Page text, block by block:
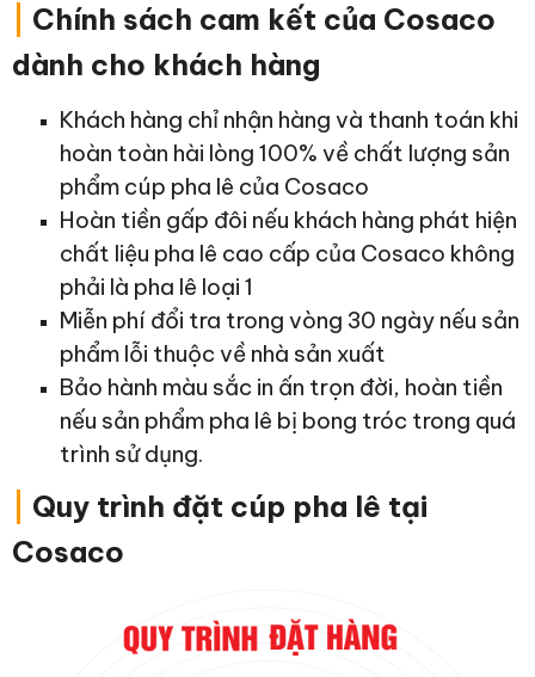
Chính sách cam kết của Cosaco
dành cho khách hàng
Khách hàng chỉ nhận hàng và thanh toán khi
hoàn toàn hài lòng 100% về chất lượng sản
phẩm cúp pha lê của Cosaco
Hoàn tiền gấp đôi nếu khách hàng phát hiện
chất liệu pha lê cao cấp của Cosaco không
phải là pha lê loại 1
Miễn phí đổi tra trong vòng 30 ngày nếu sản
phẩm lỗi thuộc về nhà sản xuất
Bảo hành màu sắc in ấn trọn đời, hoàn tiền
nếu sản phẩm pha lê bị bong tróc trong quá
trình sử dụng.
Quy trình đặt cúp pha lê tại
Cosaco